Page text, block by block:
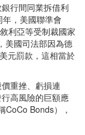
行間同業拆借利
，美國聯準會
利亞等受制裁國家
美國司法部因為德
元罰款，這相當於
重挫、虧損連
高風險的巨額應
Bonds），